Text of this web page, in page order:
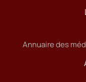
Annuaire des